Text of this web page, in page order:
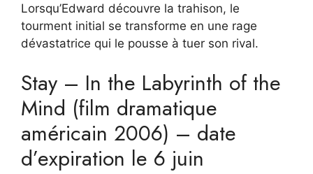
Lorsqu’Edward découvre la trahison, le
tourment initial se transforme en une rage
dévastatrice qui le pousse à tuer son rival.
Stay – In the Labyrinth of the
Mind (film dramatique
américain 2006) – date
d’expiration le 6 juin